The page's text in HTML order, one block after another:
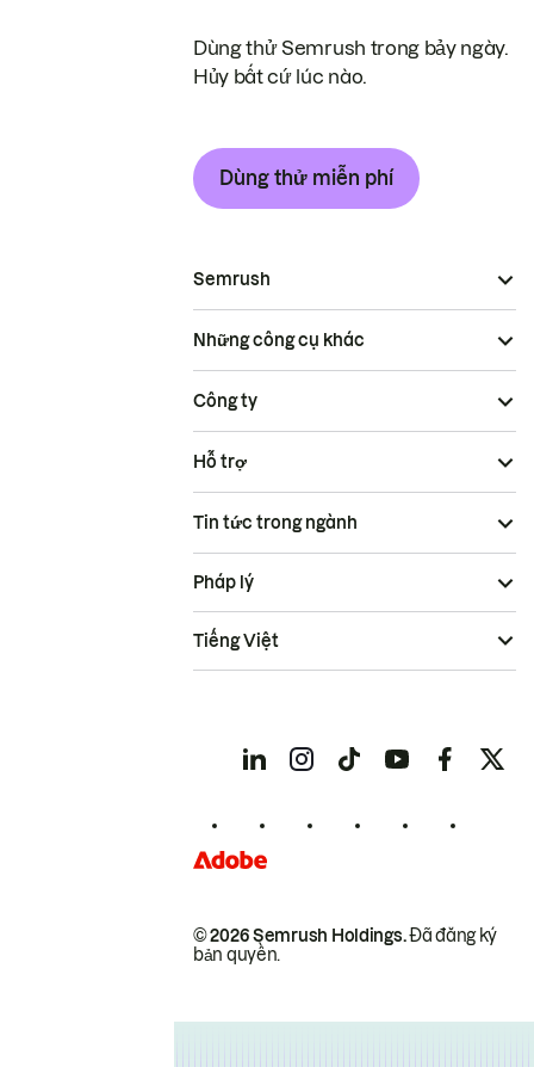
Dùng thử Semrush trong bảy ngày.
Hủy bất cứ lúc nào.
Dùng thử miễn phí
Semrush
Những công cụ khác
Công ty
Hỗ trợ
Tin tức trong ngành
© 2026 Semrush Holdings.Đã đăng ký
bản quyền.
Pháp lý
Tiếng Việt